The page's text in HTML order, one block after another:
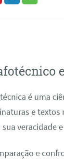
é uma
e textos
veracidade
e